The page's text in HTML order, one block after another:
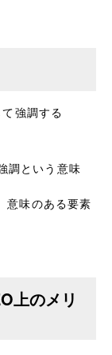
強調する
調という意味
意味のある要素
上のメリ